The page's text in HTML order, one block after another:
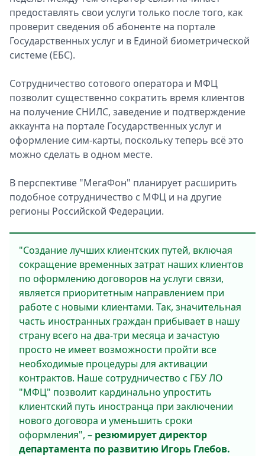
предоставлять свои услуги только после того, как
проверит сведения об абоненте на портале
Государственных услуг и в Единой биометрической
системе (ЕБС).
Сотрудничество сотового оператора и МФЦ
позволит существенно сократить время клиентов
на получение СНИЛС, заведение и подтверждение
аккаунта на портале Государственных услуг и
оформление сим-карты, поскольку теперь всё это
можно сделать в одном месте.
В перспективе "МегаФон" планирует расширить
подобное сотрудничество с МФЦ и на другие
регионы Российской Федерации.
"Создание лучших клиентских путей, включая
сокращение временных затрат наших клиентов
по оформлению договоров на услуги связи,
является приоритетным направлением при
работе с новыми клиентами. Так, значительная
часть иностранных граждан прибывает в нашу
страну всего на два-три месяца и зачастую
просто не имеет возможности пройти все
необходимые процедуры для активации
контрактов. Наше сотрудничество с ГБУ ЛО
"МФЦ" позволит кардинально упростить
клиентский путь иностранца при заключении
нового договора и уменьшить сроки
оформления", – резюмирует директор
департамента по развитию Игорь Глебов.